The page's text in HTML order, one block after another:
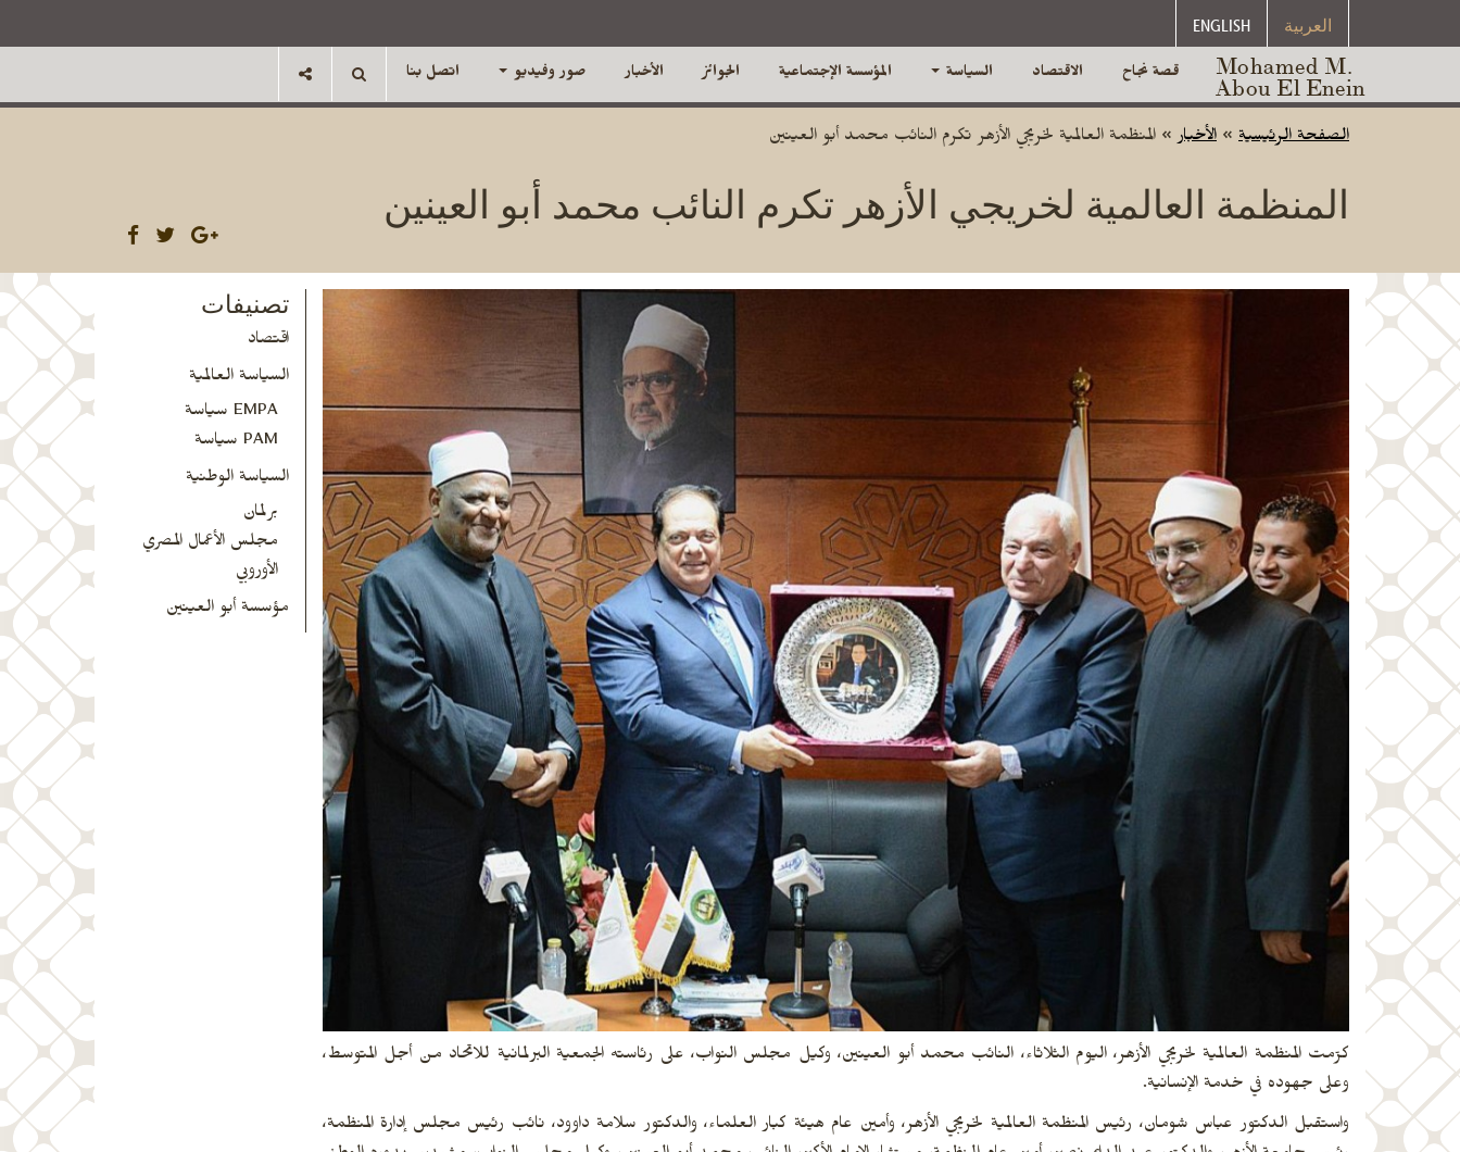
ENGLISH العربية
Mohamed M.
Abou El Enein قصة نجاح الاقتصاد السياسة المؤسسة الإجتماعية الجوائز الأخبار صور وفيديو اتصل بنا
الصفحة الرئيسية » الأخبار» المنظمة العالمية لخريجي الأزهر تكرم النائب محمد أبو العينين
المنظمة العالمية لخريجي الأزهر تكرم النائب محمد أبو العينين
كرّمت المنظمة العالمية لخريجي الأزهر، اليوم الثلاثاء، النائب محمد أبو العينين، وكيل مجلس النواب، على رئاسته الجمعية البرلمانية للاتحاد من أجل المتوسط،
وعلى جهوده في خدمة الإنسانية.
واستقبل الدكتور عباس شومان، رئيس المنظمة العالمية لخريجي الأزهر، وأمين عام هيئة كبار العلماء، والدكتور سلامة داوود، نائب رئيس مجلس إدارة المنظمة،
تصنيفات
اقتصاد
السياسة العالمية
EMPA سياسة
PAM سياسة
السياسة الوطنية
برلمان
مجلس الأعمال المصري
الأوروبي
مؤسسة أبو العينين